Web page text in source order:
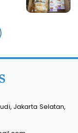
Jakarta Selatan,